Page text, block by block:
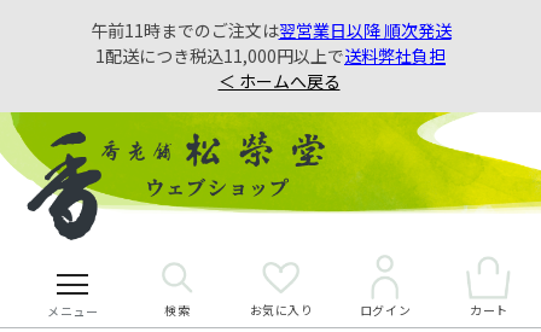
午前11時までのご注文は翌営業日以降 順次発送
1配送につき税込11,000円以上で送料弊社負担
＜ ホームへ戻る
メニュー 検索 お気に入り ログイン カート